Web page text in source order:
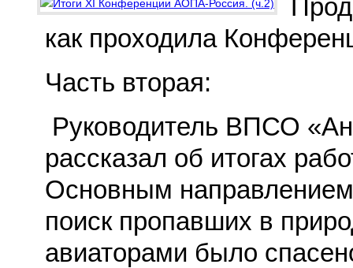
как проходила
Часть вторая:
Руководитель ВПСО
рассказал об итогах
Основным направлением
поиск пропавших в
авиаторами было